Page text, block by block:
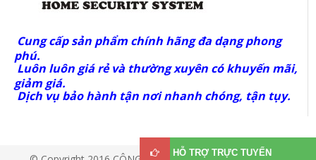
HỖ TRỢ TRỰC TUYẾN
Cung cấp sản phẩm chính hãng đa dạng phong
phú.
Luôn luôn giá rẻ và thường xuyên có khuyến mãi,
giảm giá.
Dịch vụ bảo hành tận nơi nhanh chóng, tận tụy.
© Copyright 2016 CÔNG TY TNHH VIỄN THÔNG G-LINK